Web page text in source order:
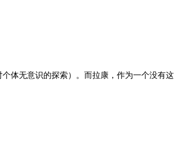
体无意识的探索）。而拉康，作为一个没有这